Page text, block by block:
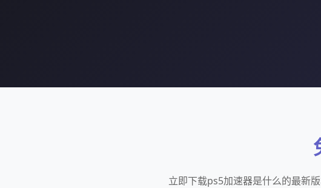
立即下载ps5加速器是什么的最新